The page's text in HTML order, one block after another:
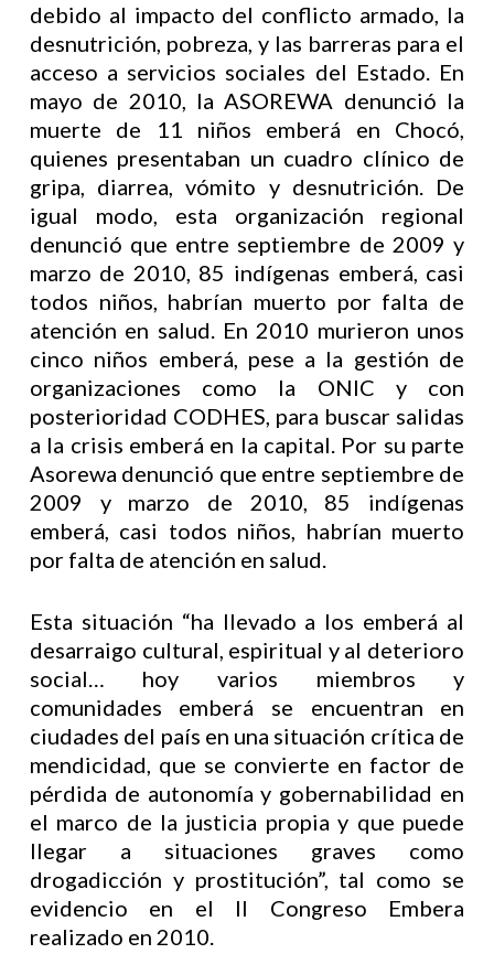
debido al impacto del conflicto armado, la
desnutrición, pobreza, y las barreras para el
acceso a servicios sociales del Estado. En
mayo de 2010, la ASOREWA denunció la
muerte de 11 niños emberá en Chocó,
quienes presentaban un cuadro clínico de
gripa, diarrea, vómito y desnutrición. De
igual modo, esta organización regional
denunció que entre septiembre de 2009 y
marzo de 2010, 85 indígenas emberá, casi
todos niños, habrían muerto por falta de
atención en salud. En 2010 murieron unos
cinco niños emberá, pese a la gestión de
organizaciones como la ONIC y con
posterioridad CODHES, para buscar salidas
a la crisis emberá en la capital. Por su parte
Asorewa denunció que entre septiembre de
2009 y marzo de 2010, 85 indígenas
emberá, casi todos niños, habrían muerto
por falta de atención en salud.
Esta situación “ha llevado a los emberá al
desarraigo cultural, espiritual y al deterioro
social… hoy varios miembros y
comunidades emberá se encuentran en
ciudades del país en una situación crítica de
mendicidad, que se convierte en factor de
pérdida de autonomía y gobernabilidad en
el marco de la justicia propia y que puede
llegar a situaciones graves como
drogadicción y prostitución”, tal como se
evidencio en el II Congreso Embera
realizado en 2010.